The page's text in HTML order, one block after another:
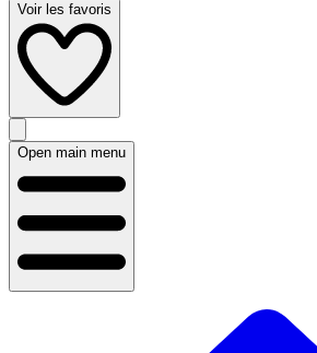
Voir les favoris
Open main menu